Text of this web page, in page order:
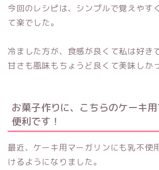
今回のレシピは、シンプルで覚えやす
て楽でした。
冷ました方が、食感が良くて私は好きで
甘さも風味もちょうど良くて美味しか
お菓子作りに、こちらのケーキ
便利です！
最近、ケーキ用マーガリンにも乳不使
けるようになりました。